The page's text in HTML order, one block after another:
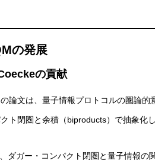
の発展
の貢献
論文は、量子情報プロトコルの圏論
ト閉圏と余積（biproducts）で抽象化
ダガー・コンパクト閉圏と量子情報